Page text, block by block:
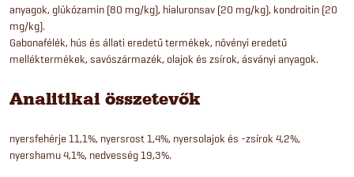
anyagok, glükózamin (80 mg/kg), hialuronsav (20 mg/kg), kondroitin (20
mg/kg).
Gabonafélék, hús és állati eredetű termékek, növényi eredetű
melléktermékek, savószármazék, olajok és zsírok, ásványi anyagok.
Analitikai összetevők
nyersfehérje 11,1%, nyersrost 1,4%, nyersolajok és -zsírok 4,2%,
nyershamu 4,1%, nedvesség 19,3%.